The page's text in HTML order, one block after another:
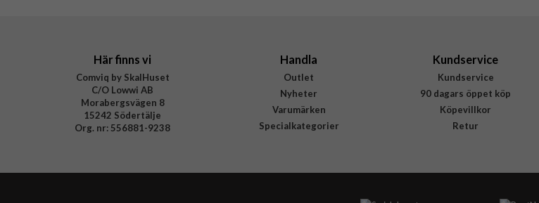
Här finns vi
Comviq by SkalHuset
C/O Lowwi AB
Morabergsvägen 8
15242 Södertälje
Org. nr: 556881-9238
Handla
Outlet
Nyheter
Varumärken
Specialkategorier
Kundservice
Kundservice
90 dagars öppet köp
Köpevillkor
Retur